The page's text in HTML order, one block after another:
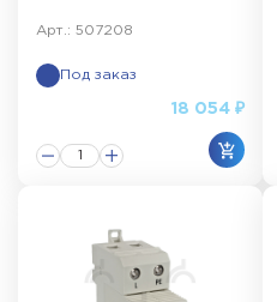
Арт.: 507208
Под заказ
18 054 ₽